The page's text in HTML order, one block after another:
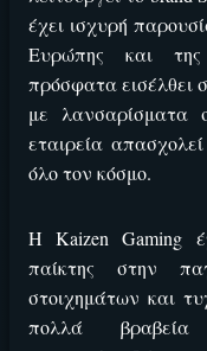
έχει ισχυρή
Ευρώπης και της
πρόσφατα εισέλθει
με λανσαρίσματα
εταιρεία
όλο τον κόσμο.
ΗKaizen Gaming
παίκτης στην
στοιχημάτων και
πολλά
ΕΓΚΡΙΣΗ ΑΠΟ ΑΡΧΟΝΤΑ ΕΓΚΡΙΣΗ ΑΠΟ ΑΡΧΟΝΤΑ